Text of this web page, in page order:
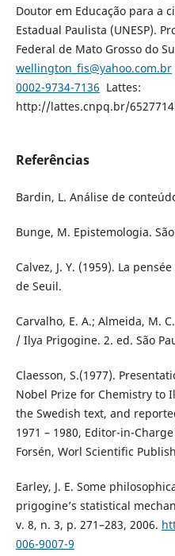
Doutor em Educação para a
Estadual Paulista (UNESP).
Federal de Mato Grosso do
wellington_fis@yahoo.com.br
0002-9734-7136 Lattes:
http://lattes.cnpq.br/
Referências
Bardin, L. Análise de
Bunge, M. Epistemologia.
Calvez, J. Y. (1959). La
de Seuil.
Carvalho, E. A.; Almeida, M.
/ Ilya Prigogine. 2. ed. São
Claesson, S.(1977).
Nobel Prize for Chemistry to
the Swedish text, and
1971 – 1980, Editor-in-
Forsén, Worl Scientific
Earley, J. E. Some
prigogine’s statistical
v. 8, n. 3, p. 271–283, 2006.
006-9007-9